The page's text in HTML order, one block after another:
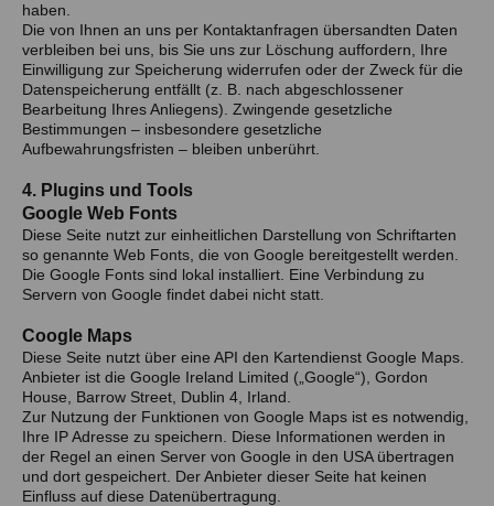
haben.
Die von Ihnen an uns per Kontaktanfragen übersandten Daten
verbleiben bei uns, bis Sie uns zur Löschung auffordern, Ihre
Einwilligung zur Speicherung widerrufen oder der Zweck für die
Datenspeicherung entfällt (z. B. nach abgeschlossener
Bearbeitung Ihres Anliegens). Zwingende gesetzliche
Bestimmungen – insbesondere gesetzliche
Aufbewahrungsfristen – bleiben unberührt.
4. Plugins und Tools
Google Web Fonts
Diese Seite nutzt zur einheitlichen Darstellung von Schriftarten
so genannte Web Fonts, die von Google bereitgestellt werden.
Die Google Fonts sind lokal installiert. Eine Verbindung zu
Servern von Google findet dabei nicht statt.
Coogle Maps
Diese Seite nutzt über eine API den Kartendienst Google Maps.
Anbieter ist die Google Ireland Limited („Google“), Gordon
House, Barrow Street, Dublin 4, Irland.
Zur Nutzung der Funktionen von Google Maps ist es notwendig,
Ihre IP Adresse zu speichern. Diese Informationen werden in
der Regel an einen Server von Google in den USA übertragen
und dort gespeichert. Der Anbieter dieser Seite hat keinen
Einfluss auf diese Datenübertragung.